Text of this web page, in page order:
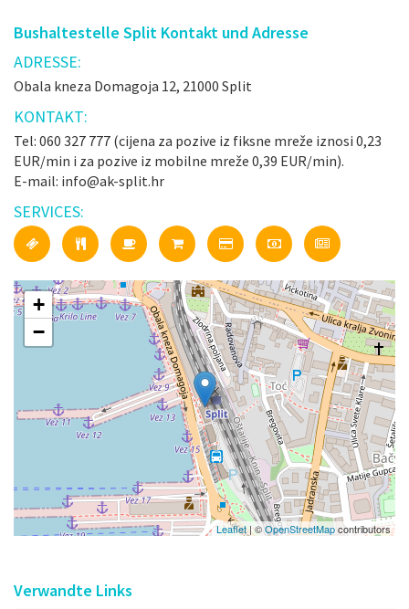
Bushaltestelle Split Kontakt und Adresse
ADRESSE:
Obala kneza Domagoja 12, 21000 Split
KONTAKT:
Tel: 060 327 777 (cijena za pozive iz fiksne mreže iznosi 0,23
EUR/min i za pozive iz mobilne mreže 0,39 EUR/min).
E-mail: info@ak-split.hr
SERVICES:
+
−
Leaflet| ©OpenStreetMapcontributors
Verwandte Links